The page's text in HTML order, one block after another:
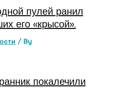
пулей ранил
его «крысой».
/ By
покалечили